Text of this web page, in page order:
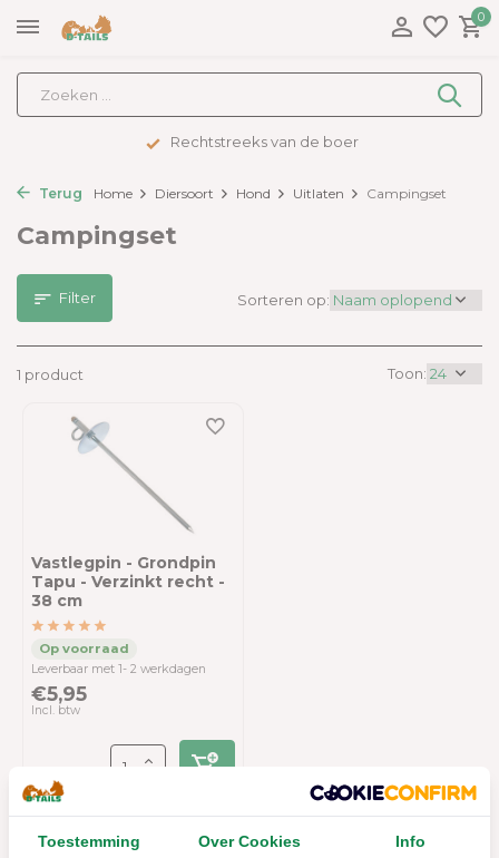
0
Rechtstreeks van de boer
Terug Home Diersoort Hond Uitlaten Campingset
Campingset
Filter
1 product Toon:
Sorteren op:
Vastlegpin - Grondpin
Tapu - Verzinkt recht -
38 cm
Leverbaar met 1- 2 werkdagen
€5,95
Incl. btw
Toestemming Over Cookies Info